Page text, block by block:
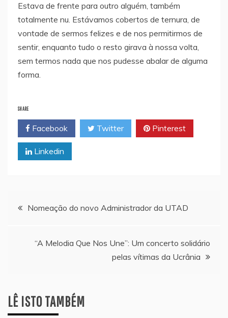
Estava de frente para outro alguém, também
totalmente nu. Estávamos cobertos de ternura, de
vontade de sermos felizes e de nos permitirmos de
sentir, enquanto tudo o resto girava à nossa volta,
sem termos nada que nos pudesse abalar de alguma
forma.
SHARE
Facebook Twitter Pinterest
Linkedin
Navegação
Nomeação do novo Administrador da UTAD
“A Melodia Que Nos Une”: Um concerto solidário
pelas vítimas da Ucrânia
LÊ ISTO TAMBÉM